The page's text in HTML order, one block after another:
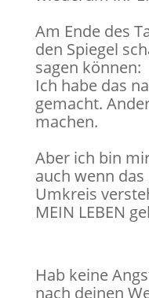
Am Ende des
den Spiegel
sagen können:
Ich habe das
gemacht.
machen.
Aber ich bin
auch wenn
Umkreis
MEIN LEBEN
Hab keine
nach deinen